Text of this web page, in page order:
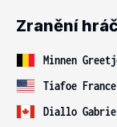
Zranění
Minnen
Tiafoe
Diallo